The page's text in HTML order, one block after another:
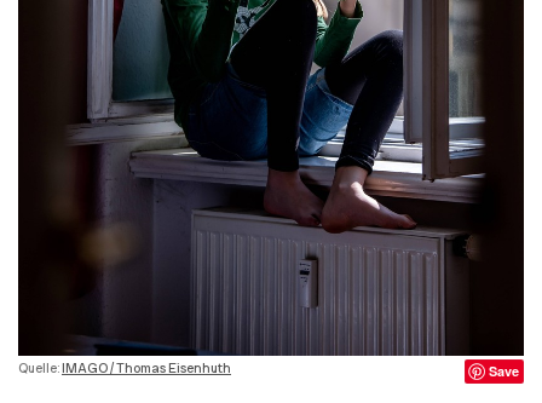
Quelle:IMAGO / Thomas Eisenhuth Save